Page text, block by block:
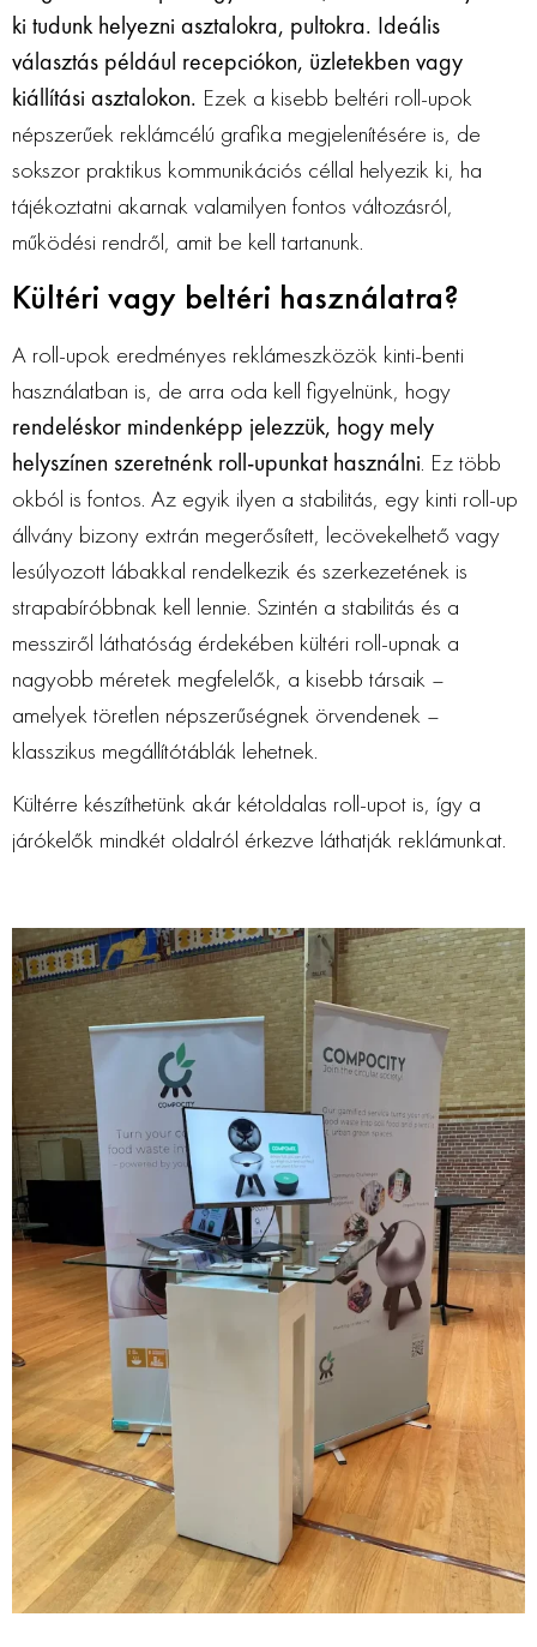
ki tudunk helyezni asztalokra, pultokra. Ideális
választás például recepciókon, üzletekben vagy
kiállítási asztalokon. Ezek a kisebb beltéri roll-upok
népszerűek reklámcélú grafika megjelenítésére is, de
sokszor praktikus kommunikációs céllal helyezik ki, ha
tájékoztatni akarnak valamilyen fontos változásról,
működési rendről, amit be kell tartanunk.
Kültéri vagy beltéri használatra?
A roll-upok eredményes reklámeszközök kinti-benti
használatban is, de arra oda kell figyelnünk, hogy
rendeléskor mindenképp jelezzük, hogy mely
helyszínen szeretnénk roll-upunkat használni. Ez több
okból is fontos. Az egyik ilyen a stabilitás, egy kinti roll-up
állvány bizony extrán megerősített, lecövekelhető vagy
lesúlyozott lábakkal rendelkezik és szerkezetének is
strapabíróbbnak kell lennie. Szintén a stabilitás és a
messziről láthatóság érdekében kültéri roll-upnak a
nagyobb méretek megfelelők, a kisebb társaik –
amelyek töretlen népszerűségnek örvendenek –
klasszikus megállítótáblák lehetnek.
Kültérre készíthetünk akár kétoldalas roll-upot is, így a
járókelők mindkét oldalról érkezve láthatják reklámunkat.